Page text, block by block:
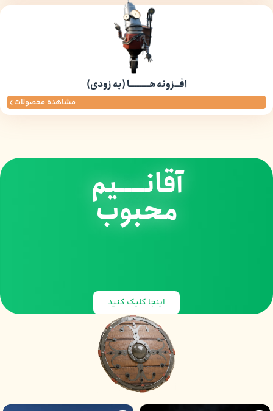
افــزونه هــــــــا (به زودی)
مشاهده محصولات
آقانــــیم
محبوب
اینجا کلیک کنید